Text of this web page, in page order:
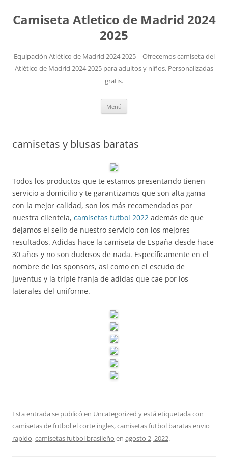
Camiseta Atletico de Madrid 2024
2025
Equipación Atlético de Madrid 2024 2025 – Ofrecemos camiseta del
Atlético de Madrid 2024 2025 para adultos y niños. Personalizadas
gratis.
Menú
camisetas y blusas baratas
Todos los productos que te estamos presentando tienen
servicio a domicilio y te garantizamos que son alta gama
con la mejor calidad, son los más recomendados por
nuestra clientela, camisetas futbol 2022 además de que
dejamos el sello de nuestro servicio con los mejores
resultados. Adidas hace la camiseta de España desde hace
30 años y no son dudosos de nada. Específicamente en el
nombre de los sponsors, así como en el escudo de
Juventus y la triple franja de adidas que cae por los
laterales del uniforme.
Esta entrada se publicó en Uncategorized y está etiquetada con
camisetas de futbol el corte ingles,camisetas futbol baratas envio
rapido,camisetas futbol brasileño en agosto 2, 2022.